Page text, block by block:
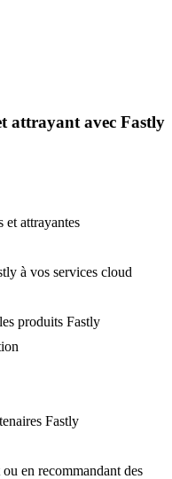
attrayant avec Fastly
et attrayantes
à vos services cloud
produits Fastly
Fastly
en recommandant des